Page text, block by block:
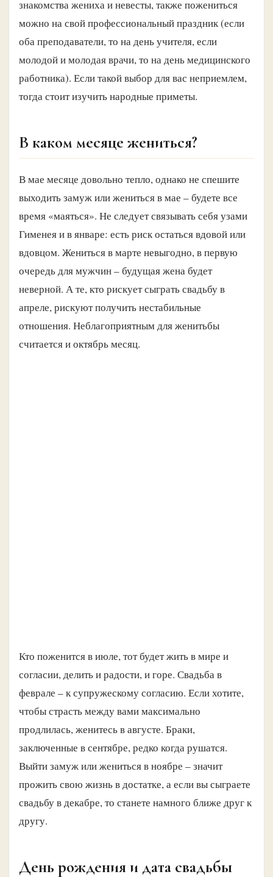
знакомства жениха и невесты, также пожениться
можно на свой профессиональный праздник (если
оба преподаватели, то на день учителя, если
молодой и молодая врачи, то на день медицинского
работника). Если такой выбор для вас неприемлем,
тогда стоит изучить народные приметы.
В каком месяце жениться?
В мае месяце довольно тепло, однако не спешите
выходить замуж или жениться в мае – будете все
время «маяться». Не следует связывать себя узами
Гименея и в январе: есть риск остаться вдовой или
вдовцом. Жениться в марте невыгодно, в первую
очередь для мужчин – будущая жена будет
неверной. А те, кто рискует сыграть свадьбу в
апреле, рискуют получить нестабильные
отношения. Неблагоприятным для женитьбы
считается и октябрь месяц.
Кто поженится в июле, тот будет жить в мире и
согласии, делить и радости, и горе. Свадьба в
феврале – к супружескому согласию. Если хотите,
чтобы страсть между вами максимально
продлилась, женитесь в августе. Браки,
заключенные в сентябре, редко когда рушатся.
Выйти замуж или жениться в ноябре – значит
прожить свою жизнь в достатке, а если вы сыграете
свадьбу в декабре, то станете намного ближе друг к
другу.
День рождения и дата свадьбы